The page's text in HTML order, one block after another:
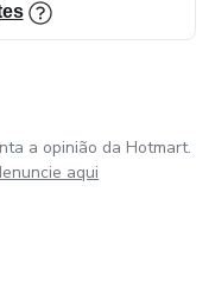
a opinião da Hotmart.
aqui